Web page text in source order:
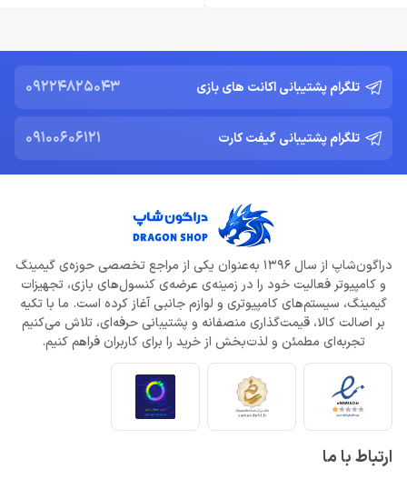
تلگرام پشتیبانی اکانت های بازی 09224825043
تلگرام پشتیبانی گیفت کارت 09100606121
دراگون‌شاپ از سال 1396 به‌عنوان یکی از مراجع تخصصی حوزه‌ی گیمینگ
و کامپیوتر فعالیت خود را در زمینه‌ی عرضه‌ی کنسول‌های بازی، تجهیزات
گیمینگ، سیستم‌های کامپیوتری و لوازم جانبی آغاز کرده است. ما با تکیه
بر اصالت کالا، قیمت‌گذاری منصفانه و پشتیبانی حرفه‌ای، تلاش می‌کنیم
تجربه‌ای مطمئن و لذت‌بخش از خرید را برای کاربران فراهم کنیم.
ارتباط با ما